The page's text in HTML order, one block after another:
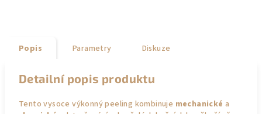
Popis Parametry Diskuze
Detailní popis produktu
Tento vysoce výkonný peeling kombinuje mechanické a